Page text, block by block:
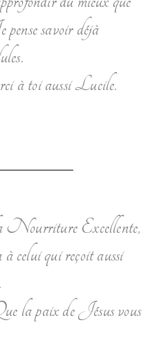
savoir déjà
à toi aussi Lucile.
Nourriture Excellente,
à celui qui reçoit aussi
la paix de Jésus vous